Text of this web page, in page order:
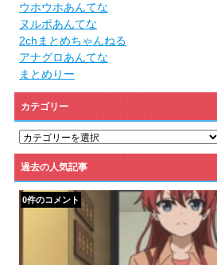
ウホウホあんてな
ヌルポあんてな
2chまとめちゃんねる
アナグロあんてな
まとめりー
カテゴリー
カ
ゴ
リ
ー
過去の人気記事
0件のコメント